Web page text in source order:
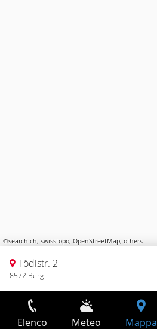
©search.ch, swisstopo, OpenStreetMap, others
Tödistr. 2
8572 Berg
Elenco Meteo Mappa